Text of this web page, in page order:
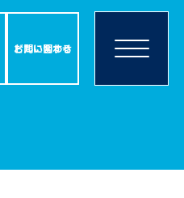
ビルに関する
お問い合わせ